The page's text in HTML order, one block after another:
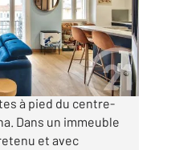
cœur du quartier de
à pied du centre-
Dans un immeuble
et avec